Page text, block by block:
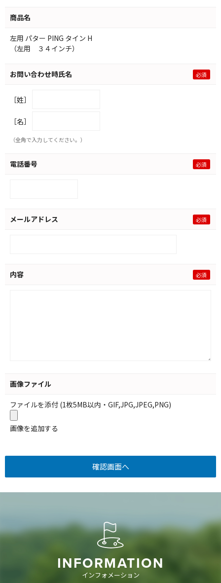
商品名
左用 パター PING タイン H
（左用 ３４インチ）
お問い合わせ時氏名
［姓］
［名］
（全角で入力してください。）
電話番号
メールアドレス
内容
画像ファイル
ファイルを添付 (1枚5MB以内・GIF,JPG,JPEG,PNG)
画像を追加する
INFORMATION
インフォメーション